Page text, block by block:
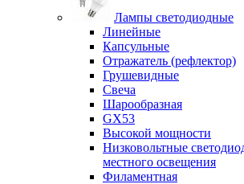
Лампы светодиодные
Линейные
Капсульные
Отражатель (рефлектор)
Грушевидные
Свеча
Шарообразная
GX53
Высокой мощности
Низковольтные
местного освещения
Филаментная